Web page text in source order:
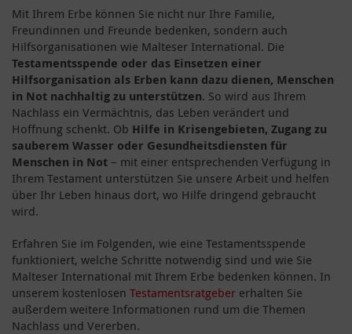
Mit Ihrem Erbe können Sie nicht nur Ihre Familie,
Freundinnen und Freunde bedenken, sondern auch
Hilfsorganisationen wie Malteser International. Die
Testamentsspende oder das Einsetzen einer
Hilfsorganisation als Erben kann dazu dienen, Menschen
in Not nachhaltig zu unterstützen. So wird aus Ihrem
Nachlass ein Vermächtnis, das Leben verändert und
Hoffnung schenkt. Ob Hilfe in Krisengebieten, Zugang zu
sauberem Wasser oder Gesundheitsdiensten für
Menschen in Not – mit einer entsprechenden Verfügung in
Ihrem Testament unterstützen Sie unsere Arbeit und helfen
über Ihr Leben hinaus dort, wo Hilfe dringend gebraucht
wird.
Erfahren Sie im Folgenden, wie eine Testamentsspende
funktioniert, welche Schritte notwendig sind und wie Sie
Malteser International mit Ihrem Erbe bedenken können. In
unserem kostenlosen Testamentsratgeber erhalten Sie
außerdem weitere Informationen rund um die Themen
Nachlass und Vererben.